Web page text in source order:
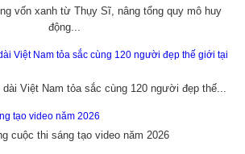
vốn xanh từ Thụy Sĩ, nâng tổng quy mô huy
động...
Việt Nam tỏa sắc cùng 120 người đẹp thế...
cuộc thi sáng tạo video năm 2026